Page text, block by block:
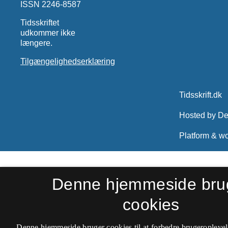
ISSN 2246-8587
Tidsskriftet
udkommer ikke
længere.
Tilgængelighedserklæring
Denne hjemmeside
cookies